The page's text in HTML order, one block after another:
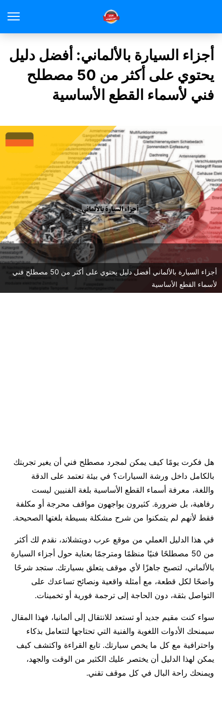
أجزاء السيارة بالألماني: أفضل دليل
يحتوي على أكثر من 50 مصطلح
فني لأسماء القطع الأساسية
أجزاء السيارة بالألماني أفضل دليل يحتوي على أكثر من 50 مصطلح فني
لأسماء القطع الأساسية
هل فكرت يومًا كيف يمكن لمجرد مصطلح فني أن يغير تجربتك
بالكامل داخل ورشة السيارات؟ في بيئة تعتمد على الدقة
واللغة، معرفة أسماء القطع الأساسية بلغة الفنيين ليست
رفاهية، بل ضرورة. كثيرون يواجهون مواقف محرجة أو مكلفة
فقط لأنهم لم يتمكنوا من شرح مشكلة بسيطة بلغتها الصحيحة.
في هذا الدليل العملي من موقع عرب دويتشلاند، نقدم لك أكثر
من 50 مصطلحًا فنيًا منظمًا ومترجمًا بعناية حول أجزاء السيارة
بالألماني، لتصبح جاهزًا لأي موقف يتعلق بسيارتك. ستجد شرحًا
واضحًا لكل قطعة، مع أمثلة واقعية ونصائح تساعدك على
التواصل بثقة، دون الحاجة إلى ترجمة فورية أو تخمينات.
سواء كنت مقيم جديد أو تستعد للانتقال إلى ألمانيا، فهذا المقال
سيمنحك الأدوات اللغوية والفنية التي تحتاجها لتتعامل بذكاء
واحترافية مع كل ما يخص سيارتك. تابع القراءة واكتشف كيف
يمكن لهذا الدليل أن يختصر عليك الكثير من الوقت والجهد،
ويمنحك راحة البال في كل موقف تقني.